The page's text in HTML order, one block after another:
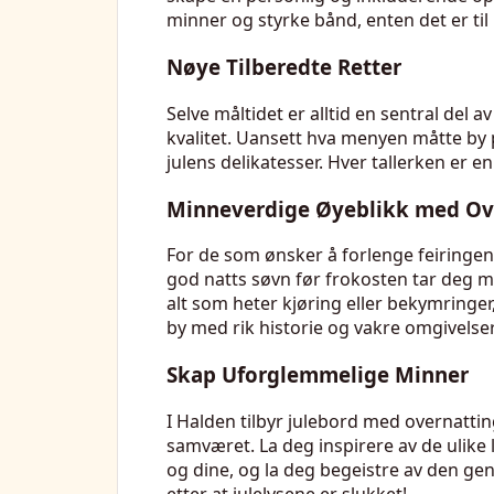
minner og styrke bånd, enten det er
Nøye Tilberedte Retter
Selve måltidet er alltid en sentral del
kvalitet. Uansett hva menyen måtte
julens delikatesser. Hver tallerken er
Minneverdige Øyeblikk med
For de som ønsker å forlenge
god natts søvn før frokosten tar deg
alt som heter kjøring eller
by med rik historie og vakre
Skap Uforglemmelige Minner
I Halden tilbyr julebord med
samværet. La deg inspirere av de
og dine, og la deg begeistre av den